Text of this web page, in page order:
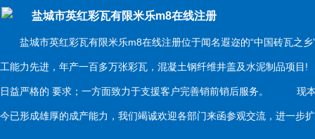
盐城市英红彩瓦有限米乐m8在线注册
盐城市英红彩瓦有限米乐m8在线注册位于闻名遐迩的“中国砖瓦之乡
工能力先进，年产一百多万张彩瓦，混凝土钢纤维井盖及水泥制品项
日益严格的 要求；一方面致力于支援客户完善销前销后服务。 现本
今已形成雄厚的成产能力，我们竭诚欢迎各部门来函参观交流，进一